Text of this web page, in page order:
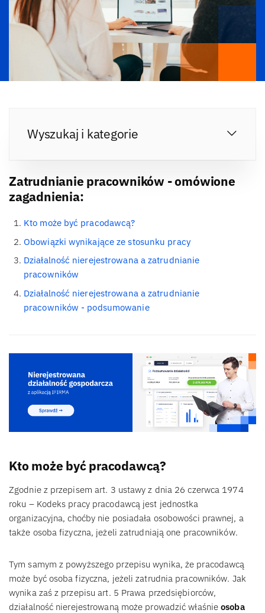
Wyszukaj i kategorie
Zatrudnianie pracowników - omówione
zagadnienia:
Kto może być pracodawcą?
Obowiązki wynikające ze stosunku pracy
Działalność nierejestrowana a zatrudnianie
pracowników
Działalność nierejestrowana a zatrudnianie
pracowników - podsumowanie
Kto może być pracodawcą?
Zgodnie z przepisem art. 3 ustawy z dnia 26 czerwca 1974
roku – Kodeks pracy pracodawcą jest jednostka
organizacyjna, choćby nie posiadała osobowości prawnej, a
także osoba fizyczna, jeżeli zatrudniają one pracowników.
Tym samym z powyższego przepisu wynika, że pracodawcą
może być osoba fizyczna, jeżeli zatrudnia pracowników. Jak
wynika zaś z przepisu art. 5 Prawa przedsiębiorców,
działalność nierejestrowaną może prowadzić właśnieosoba